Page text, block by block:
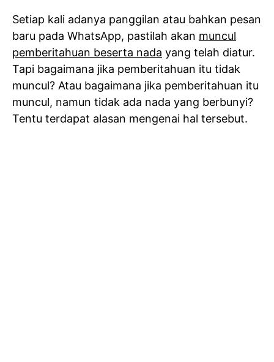
Setiap kali adanya panggilan atau bahkan pesan
baru pada WhatsApp, pastilah akan muncul
pemberitahuan beserta nada yang telah diatur.
Tapi bagaimana jika pemberitahuan itu tidak
muncul? Atau bagaimana jika pemberitahuan itu
muncul, namun tidak ada nada yang berbunyi?
Tentu terdapat alasan mengenai hal tersebut.